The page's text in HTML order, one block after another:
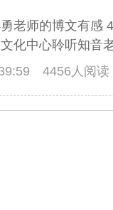
老师的博文有感
化中心聆听知音
4456人阅